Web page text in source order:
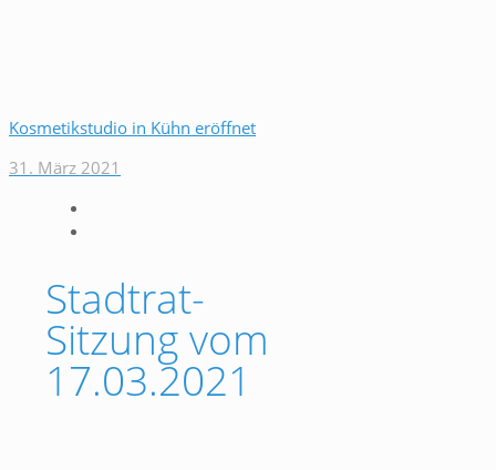
Kosmetikstudio in Kühn eröffnet
31. März 2021
Stadtrat-
Sitzung vom
17.03.2021